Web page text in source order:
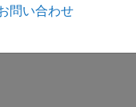
問い合わせ